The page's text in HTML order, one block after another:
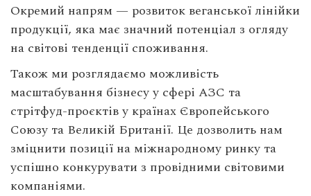
Окремий напрям — розвиток веганської лінійки
продукції, яка має значний потенціал з огляду
на світові тенденції споживання.
Також ми розглядаємо можливість
масштабування бізнесу у сфері АЗС та
стрітфуд-проєктів у країнах Європейського
Союзу та Великій Британії. Це дозволить нам
зміцнити позиції на міжнародному ринку та
успішно конкурувати з провідними світовими
компаніями.